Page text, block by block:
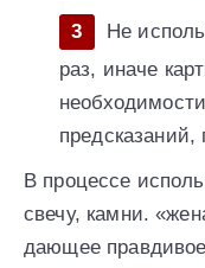
Не
раз, иначе
предсказаний,
В процессе
свечу, камни.
дающее